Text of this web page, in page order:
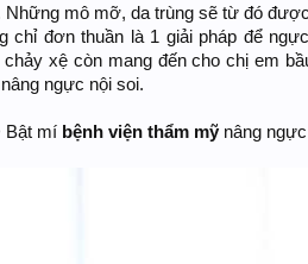
Những mô mỡ, da trùng sẽ từ đó
chỉ đơn thuần là 1 giải pháp để
chảy xệ còn mang đến cho chị em
ngực nội soi.
Bật mí bệnh viện thẩm mỹ nâng